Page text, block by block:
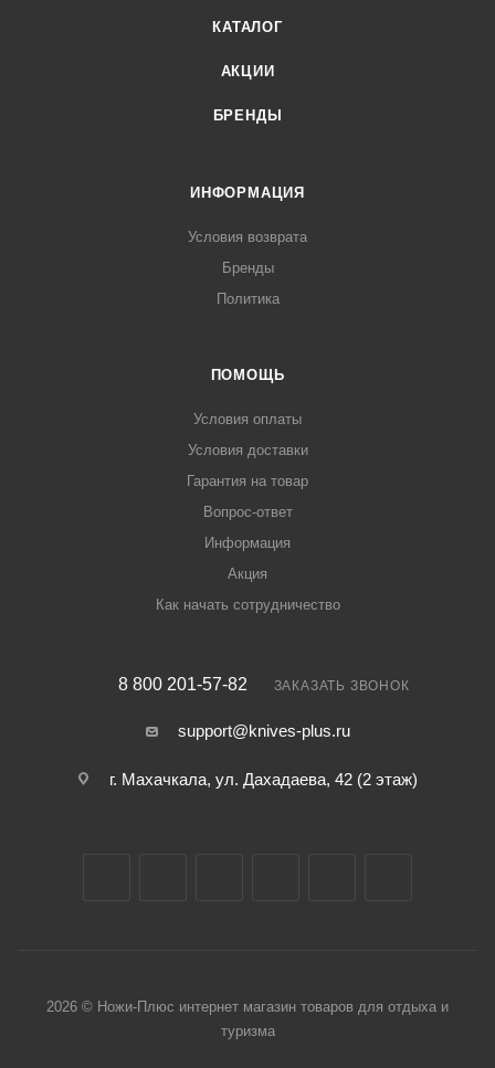
КАТАЛОГ
АКЦИИ
БРЕНДЫ
ИНФОРМАЦИЯ
Условия возврата
Бренды
Политика
ПОМОЩЬ
Условия оплаты
Условия доставки
Гарантия на товар
Вопрос-ответ
Информация
Акция
Как начать сотрудничество
8 800 201-57-82 ЗАКАЗАТЬ ЗВОНОК
support@knives-plus.ru
г. Махачкала, ул. Дахадаева, 42 (2 этаж)
2026 © Ножи-Плюс интернет магазин товаров для отдыха и
туризма